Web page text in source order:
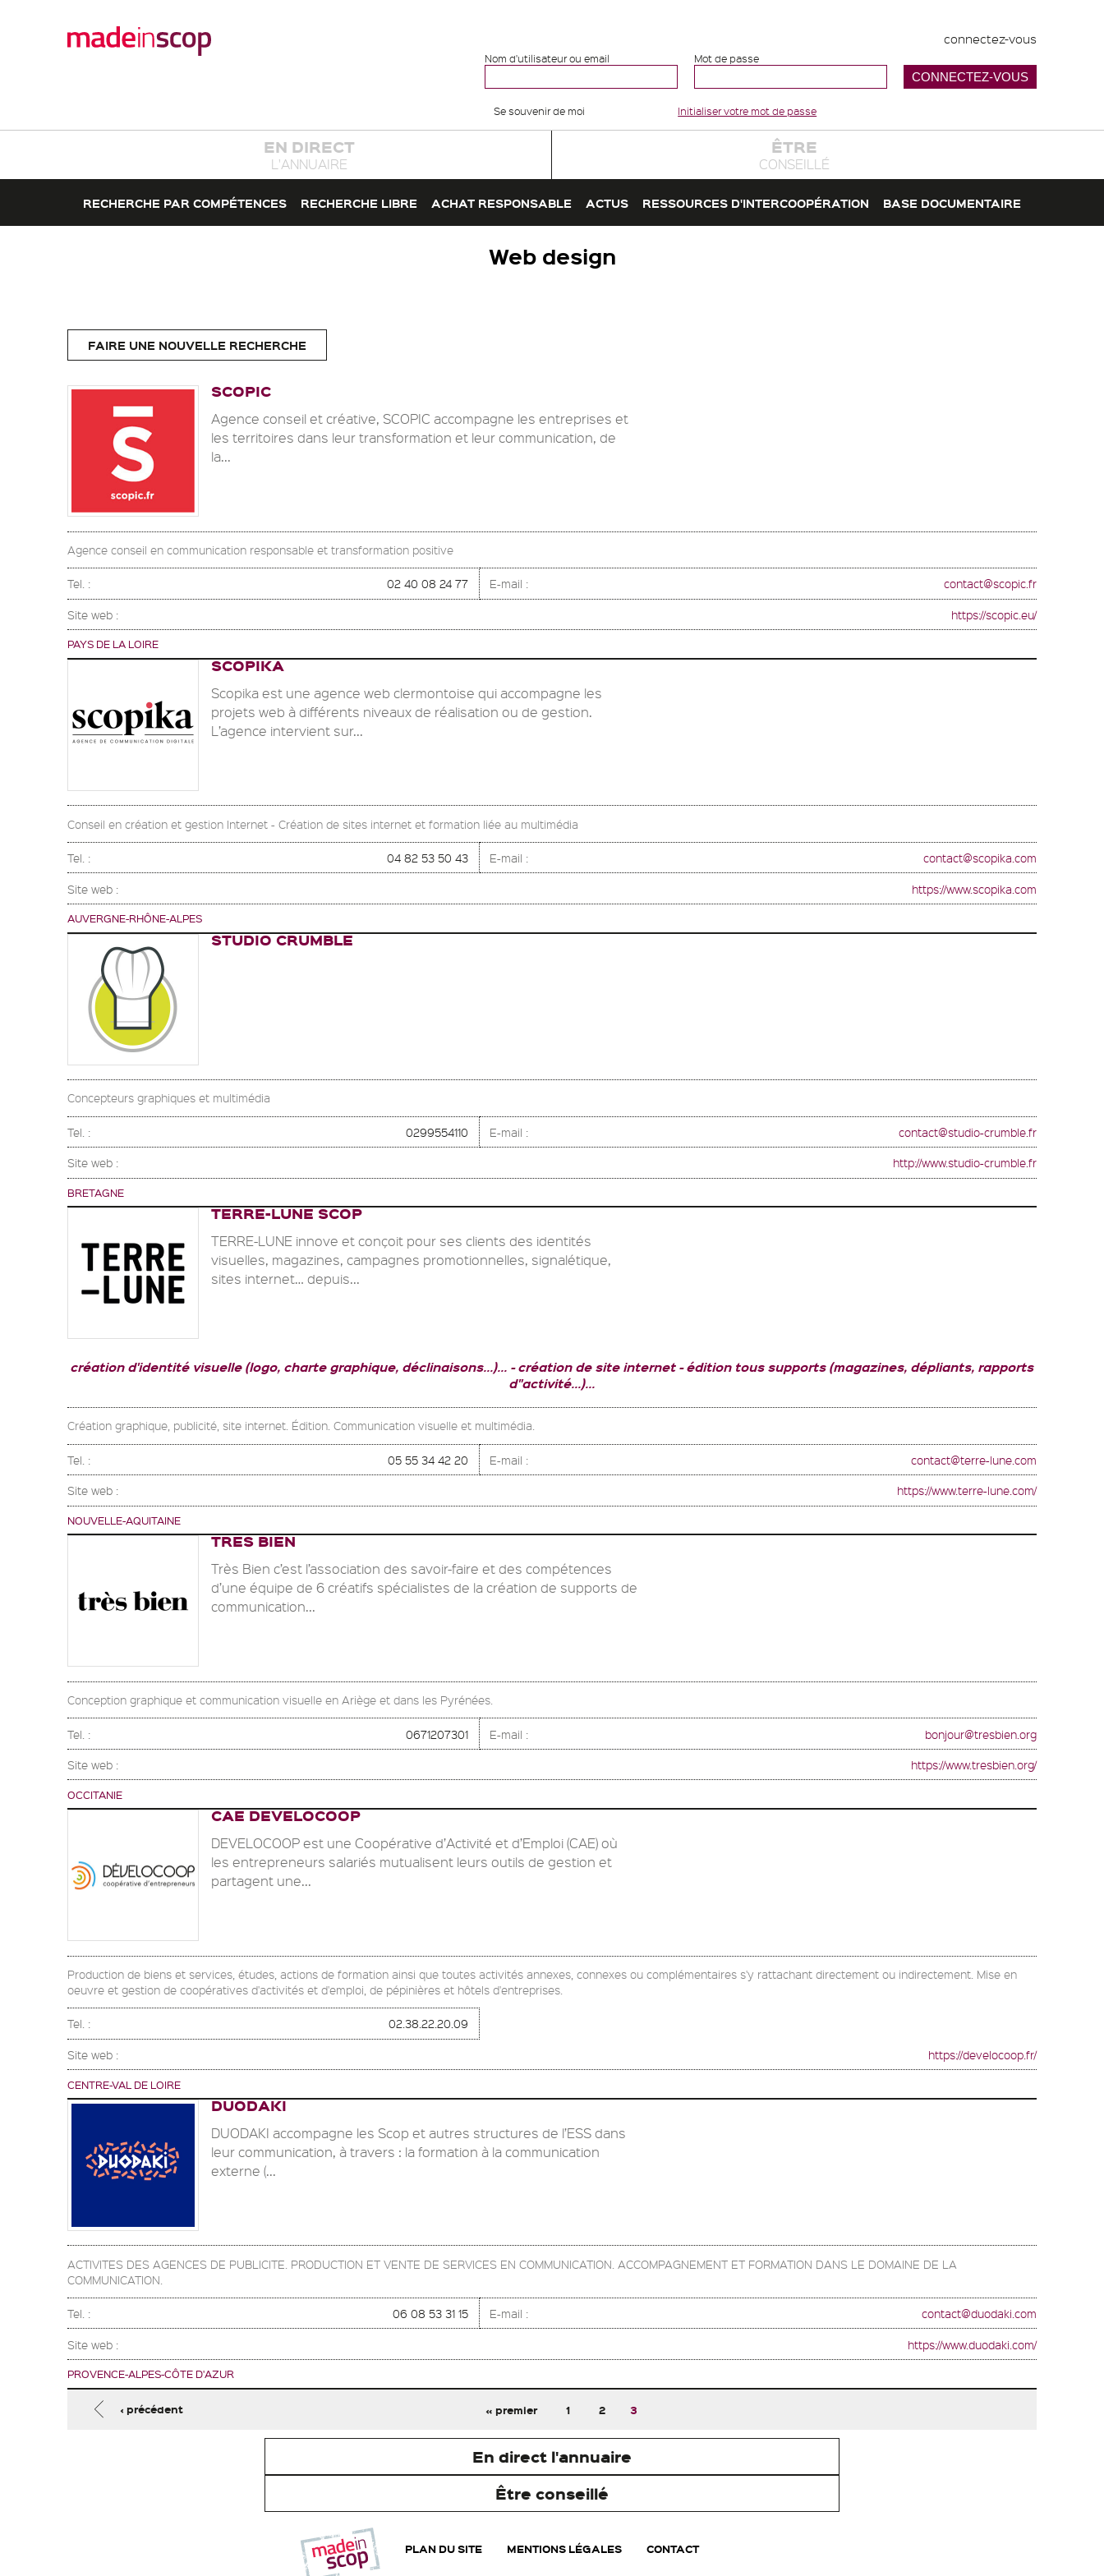
connectez-vous
Nom d'utilisateur ou email Mot de passe
Se souvenir de moi Initialiser votre mot de passe
EN DIRECT
L'ANNUAIRE
ÊTRE
CONSEILLÉ
RECHERCHE PAR COMPÉTENCES RECHERCHE LIBRE ACHAT RESPONSABLE ACTUS RESSOURCES D'INTERCOOPÉRATION BASE DOCUMENTAIRE
Web design
FAIRE UNE NOUVELLE RECHERCHE
SCOPIC
Agence conseil et créative, SCOPIC accompagne les entreprises et
les territoires dans leur transformation et leur communication, de
la...
Agence conseil en communication responsable et transformation positive
Tel. : 02 40 08 24 77 E-mail : contact@scopic.fr
Site web : https://scopic.eu/
PAYS DE LA LOIRE
SCOPIKA
Scopika est une agence web clermontoise qui accompagne les
projets web à différents niveaux de réalisation ou de gestion.
L’agence intervient sur...
Conseil en création et gestion Internet - Création de sites internet et formation liée au multimédia
Tel. : 04 82 53 50 43 E-mail : contact@scopika.com
Site web : https://www.scopika.com
AUVERGNE-RHÔNE-ALPES
STUDIO CRUMBLE
Concepteurs graphiques et multimédia
Tel. : 0299554110 E-mail : contact@studio-crumble.fr
Site web : http://www.studio-crumble.fr
BRETAGNE
TERRE-LUNE SCOP
TERRE-LUNE innove et conçoit pour ses clients des identités
visuelles, magazines, campagnes promotionnelles, signalétique,
sites internet… depuis...
création d'identité visuelle (logo, charte graphique, déclinaisons...)... création de site internet
édition tous supports (magazines, dépliants, rapports
d"activité...)...
Création graphique, publicité, site internet. Édition. Communication visuelle et multimédia.
Tel. : 05 55 34 42 20 E-mail : contact@terre-lune.com
Site web : https://www.terre-lune.com/
NOUVELLE-AQUITAINE
TRES BIEN
Très Bien c’est l’association des savoir-faire et des compétences
d’une équipe de 6 créatifs spécialistes de la création de supports de
communication...
Conception graphique et communication visuelle en Ariège et dans les Pyrénées.
Tel. : 0671207301 E-mail : bonjour@tresbien.org
Site web : https://www.tresbien.org/
OCCITANIE
CAE DEVELOCOOP
DEVELOCOOP est une Coopérative d’Activité et d’Emploi (CAE) où
les entrepreneurs salariés mutualisent leurs outils de gestion et
partagent une...
Production de biens et services, études, actions de formation ainsi que toutes activités annexes, connexes ou complémentaires s'y rattachant directement ou indirectement. Mise en
oeuvre et gestion de coopératives d'activités et d'emploi, de pépinières et hôtels d'entreprises.
Tel. : 02.38.22.20.09
Site web : https://develocoop.fr/
CENTRE-VAL DE LOIRE
DUODAKI
DUODAKI accompagne les Scop et autres structures de l’ESS dans
leur communication, à travers : la formation à la communication
externe (...
ACTIVITES DES AGENCES DE PUBLICITE. PRODUCTION ET VENTE DE SERVICES EN COMMUNICATION. ACCOMPAGNEMENT ET FORMATION DANS LE DOMAINE DE LA
COMMUNICATION.
Tel. : 06 08 53 31 15 E-mail : contact@duodaki.com
Site web : https://www.duodaki.com/
PROVENCE-ALPES-CÔTE D'AZUR
Pages
« premier
‹ précédent 1 2 3
En direct l'annuaire
Être conseillé
PLAN DU SITE MENTIONS LÉGALES CONTACT